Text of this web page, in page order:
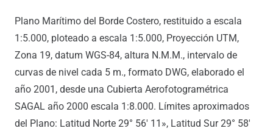
Plano Marítimo del Borde Costero, restituido a escala
1:5.000, ploteado a escala 1:5.000, Proyección UTM,
Zona 19, datum WGS-84, altura N.M.M., intervalo de
curvas de nivel cada 5 m., formato DWG, elaborado el
año 2001, desde una Cubierta Aerofotogramétrica
SAGAL año 2000 escala 1:8.000. Límites aproximados
del Plano: Latitud Norte 29° 56′ 11», Latitud Sur 29° 58′